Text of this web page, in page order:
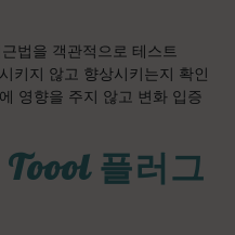
법을 객관적으로 테스트
키지 않고 향상시키는지 확인
영향을 주지 않고 변화 입증
플러그